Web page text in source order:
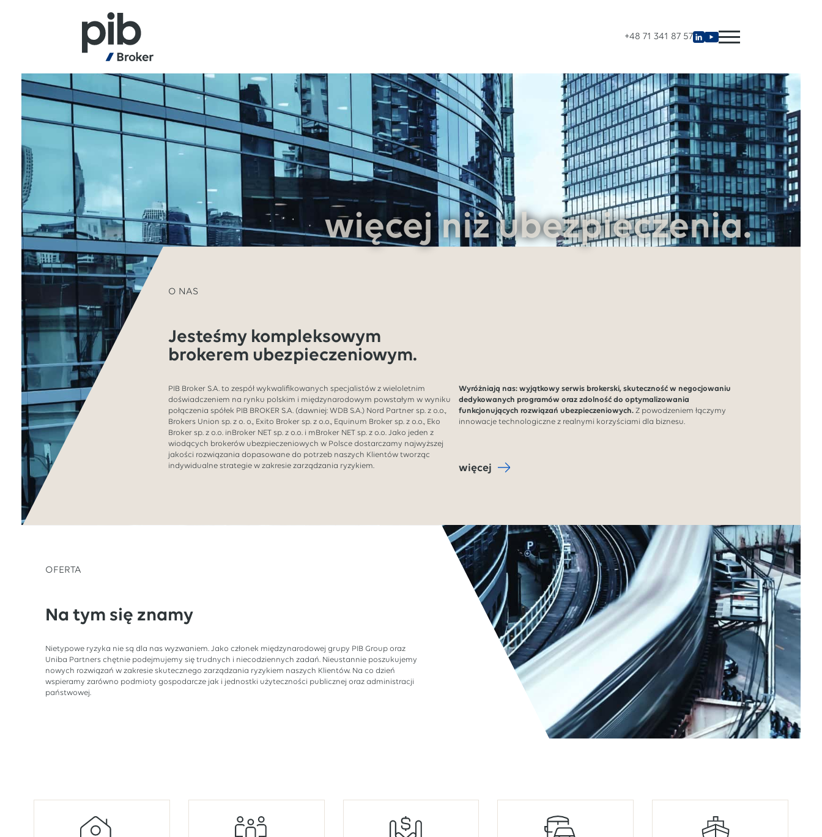
+48 71 341 87 57
więcej niż ubezpieczenia.
O NAS
Jesteśmy kompleksowym
brokerem ubezpieczeniowym.
PIB Broker S.A. to zespół wykwalifikowanych specjalistów z wieloletnim
doświadczeniem na rynku polskim i międzynarodowym powstałym w wyniku
połączenia spółek PIB BROKER S.A. (dawniej: WDB S.A.) Nord Partner sp. z o.o.,
Brokers Union sp. z o. o., Exito Broker sp. z o.o., Equinum Broker sp. z o.o., Eko
Broker sp. z o.o. inBroker NET sp. z o.o. i mBroker NET sp. z o.o. Jako jeden z
wiodących brokerów ubezpieczeniowych w Polsce dostarczamy najwyższej
jakości rozwiązania dopasowane do potrzeb naszych Klientów tworząc
indywidualne strategie w zakresie zarządzania ryzykiem.
Wyróżniają nas: wyjątkowy serwis brokerski, skuteczność w negocjowaniu
dedykowanych programów oraz zdolność do optymalizowania
funkcjonujących rozwiązań ubezpieczeniowych.Z powodzeniem łączymy
innowacje technologiczne z realnymi korzyściami dla biznesu.
więcej
OFERTA
Na tym się znamy
Nietypowe ryzyka nie są dla nas wyzwaniem. Jako członek międzynarodowej grupy PIB Group oraz
Uniba Partners chętnie podejmujemy się trudnych i niecodziennych zadań. Nieustannie poszukujemy
nowych rozwiązań w zakresie skutecznego zarządzania ryzykiem naszych Klientów. Na co dzień
wspieramy zarówno podmioty gospodarcze jak i jednostki użyteczności publicznej oraz administracji
państwowej.